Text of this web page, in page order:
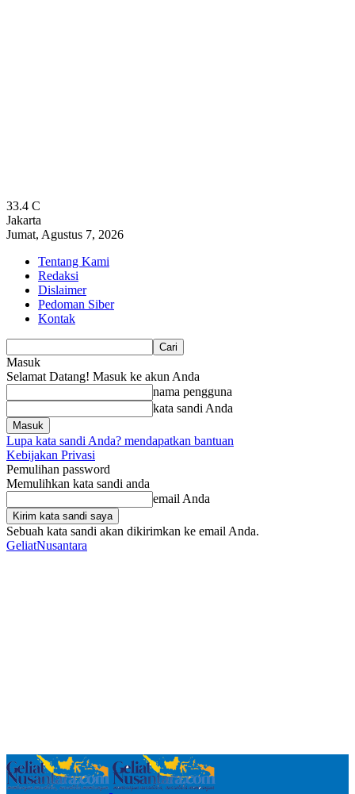
33.4 C
Jakarta
Jumat, Agustus 7, 2026
Tentang Kami
Redaksi
Dislaimer
Pedoman Siber
Kontak
Masuk
Selamat Datang! Masuk ke akun Anda
nama pengguna
kata sandi Anda
Lupa kata sandi Anda? mendapatkan bantuan
Kebijakan Privasi
Pemulihan password
Memulihkan kata sandi anda
email Anda
Sebuah kata sandi akan dikirimkan ke email Anda.
GeliatNusantara